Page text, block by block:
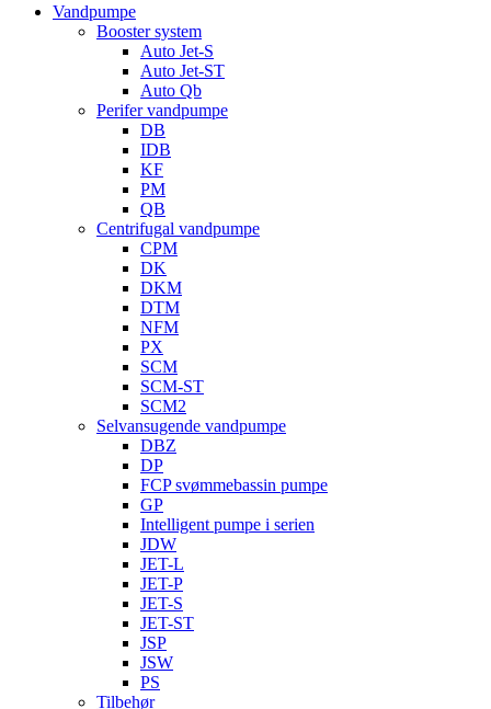
Vandpumpe
Booster system
Auto Jet-S
Auto Jet-ST
Auto Qb
Perifer vandpumpe
DB
IDB
KF
PM
QB
Centrifugal vandpumpe
CPM
DK
DKM
DTM
NFM
PX
SCM
SCM-ST
SCM2
Selvansugende vandpumpe
DBZ
DP
FCP svømmebassin pumpe
GP
Intelligent pumpe i serien
JDW
JET-L
JET-P
JET-S
JET-ST
JSP
JSW
PS
Tilbehør